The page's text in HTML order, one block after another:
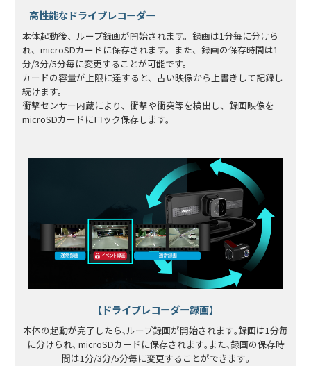
高性能なドライブレコーダー
本体起動後、ループ録画が開始されます。録画は1分毎に分けら
れ、microSDカードに保存されます。また、録画の保存時間は1
分/3分/5分毎に変更することが可能です。
カードの容量が上限に達すると、古い映像から上書きして記録し
続けます。
衝撃センサー内蔵により、衝撃や衝突等を検出し、録画映像を
microSDカードにロック保存します。
【ドライブレコーダー録画】
本体の起動が完了したら､ループ録画が開始されます｡録画は1分毎
に分けられ､ microSDカードに保存されます｡また､録画の保存時
間は1分/3分/5分毎に変更することができます｡